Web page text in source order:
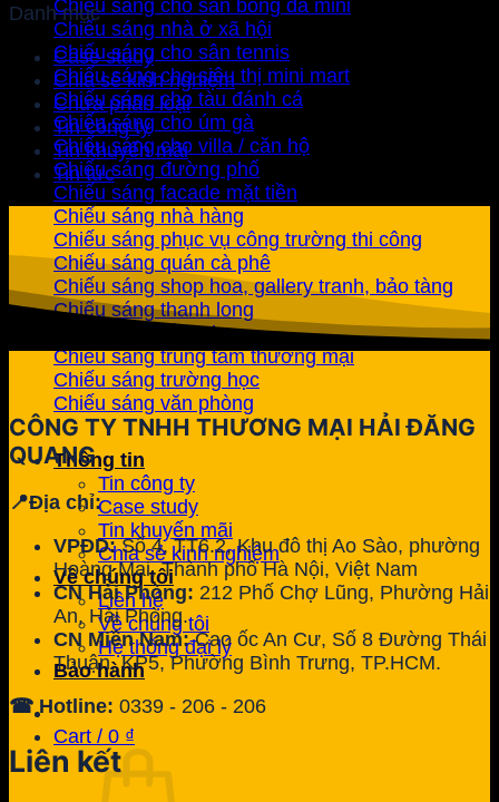
Chiếu sáng cho sân bóng đá mini
Chiếu sáng nhà ở xã hội
Chiếu sáng cho sân tennis
Chiếu sáng cho siêu thị mini mart
Chiếu sáng cho tàu đánh cá
Chiếu sáng cho úm gà
Chiếu sáng cho villa / căn hộ
Chiếu sáng đường phố
Chiếu sáng facade mặt tiền
Chiếu sáng nhà hàng
Chiếu sáng phục vụ công trường thi công
Chiếu sáng quán cà phê
Chiếu sáng shop hoa, gallery tranh, bảo tàng
Chiếu sáng thanh long
Chiếu sáng trồng hoa
Chiếu sáng trung tâm thương mại
Chiếu sáng trường học
Chiếu sáng văn phòng
Thông tin
Tin công ty
Case study
Tin khuyến mãi
Chia sẻ kinh nghiệm
Về chúng tôi
Liên hệ
Về chúng tôi
Hệ thống đại lý
Bảo hành
Cart / 0 ₫
Danh mục
Case study
Chia sẻ kinh nghiệm
Chưa phân loại
Tin công ty
Tin khuyến mãi
Tin tức
CÔNG TY TNHH THƯƠNG MẠI HẢI ĐĂNG
QUANG
📍Địa chỉ:
VPĐD:Số 4, TT6.2, Khu đô thị Ao Sào, phường
Hoàng Mai, Thành phố Hà Nội, Việt Nam
CN Hải Phòng: 212 Phố Chợ Lũng, Phường Hải
An, Hải Phòng.
CN Miền Nam:Cao ốc An Cư, Số 8 Đường Thái
Thuận, KP5, Phường Bình Trưng, TP.HCM.
☎ Hotline: 0339 - 206 - 206
Liên kết